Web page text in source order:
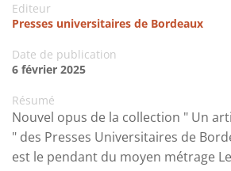
Editeur
Presses universitaires de Bordeaux
Date de publication
6 février 2025
Résumé
Nouvel opus de la collection " Un
" des Presses Universitaires de
est le pendant du moyen métrage